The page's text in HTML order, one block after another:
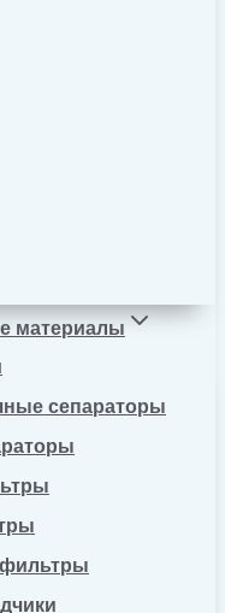
материалы
сепараторы